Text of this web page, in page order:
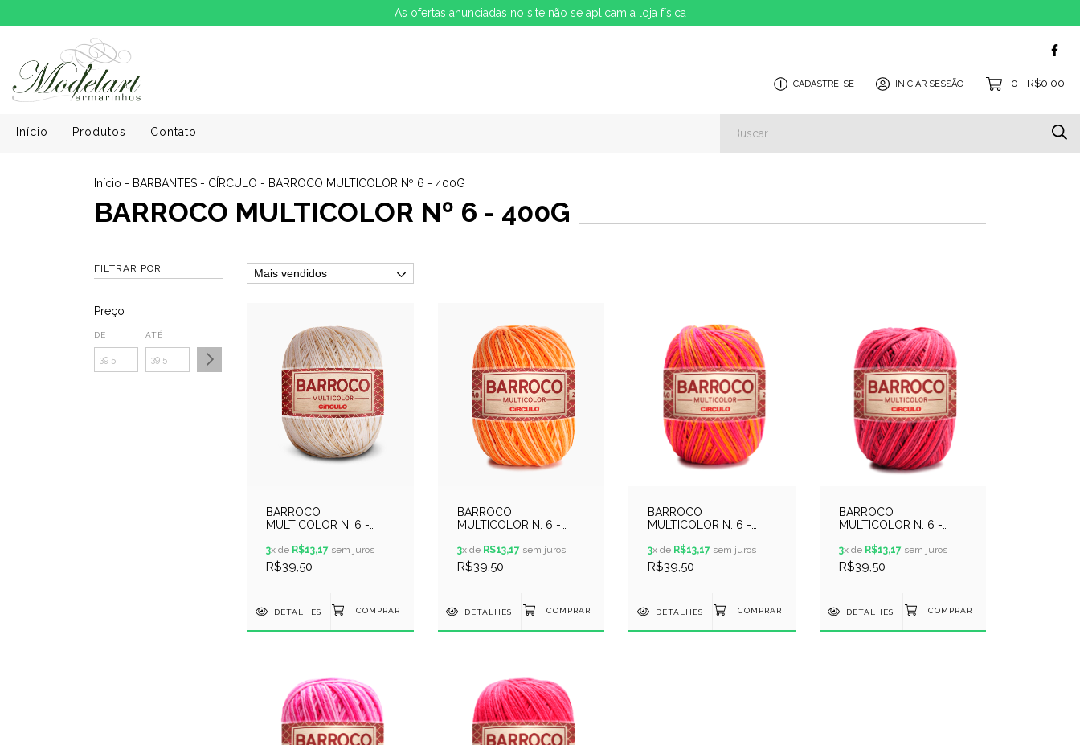
As ofertas anunciadas no site não se aplicam a loja física
CADASTRE-SE INICIAR SESSÃO 0 - R$0,00
Início Produtos Contato
Início - BARBANTES - CÍRCULO - BARROCO MULTICOLOR Nº 6 - 400G
BARROCO MULTICOLOR Nº 6 - 400G
FILTRAR POR
Preço
DE ATÉ
BARROCO
MULTICOLOR N. 6 -
AREIA
3x de R$13,17 sem juros
R$39,50
DETALHES
BARROCO
MULTICOLOR N. 6 -
ABÓBORA
3x de R$13,17sem juros
R$39,50
DETALHES
BARROCO
MULTICOLOR N. 6 -
VERAO
3x de R$13,17 sem juros
R$39,50
DETALHES
BARROCO
MULTICOLOR N. 6 -
GELEIA
3x de R$13,17sem juros
R$39,50
DETALHES